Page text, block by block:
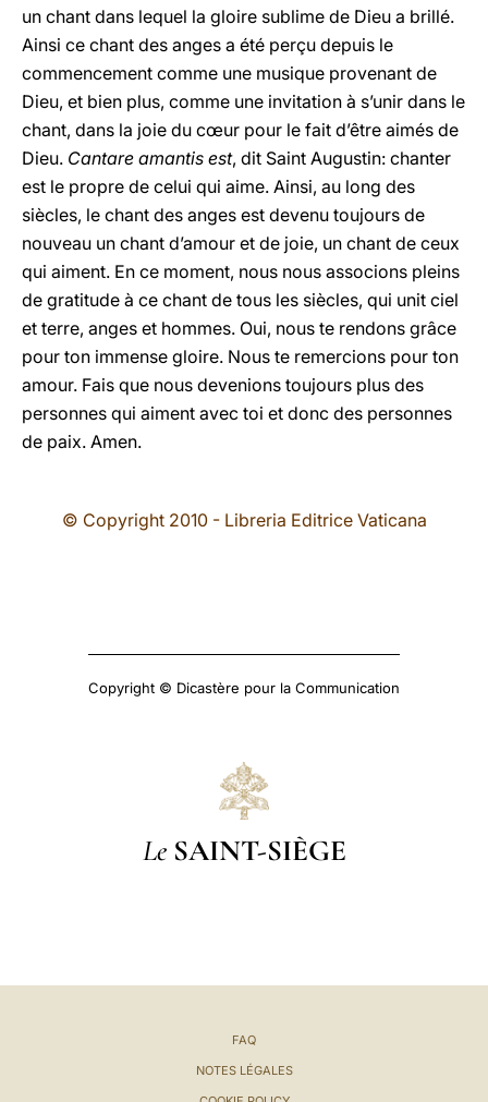
un chant dans lequel la gloire sublime de Dieu a brillé.
Ainsi ce chant des anges a été perçu depuis le
commencement comme une musique provenant de
Dieu, et bien plus, comme une invitation à s’unir dans le
chant, dans la joie du cœur pour le fait d’être aimés de
Dieu. Cantare amantis est, dit Saint Augustin: chanter
est le propre de celui qui aime. Ainsi, au long des
siècles, le chant des anges est devenu toujours de
nouveau un chant d’amour et de joie, un chant de ceux
qui aiment. En ce moment, nous nous associons pleins
de gratitude à ce chant de tous les siècles, qui unit ciel
et terre, anges et hommes. Oui, nous te rendons grâce
pour ton immense gloire. Nous te remercions pour ton
amour. Fais que nous devenions toujours plus des
personnes qui aiment avec toi et donc des personnes
de paix. Amen.
© Copyright 2010 - Libreria Editrice Vaticana
Copyright © Dicastère pour la Communication
Le SAINT-SIÈGE
FAQ
NOTES LÉGALES